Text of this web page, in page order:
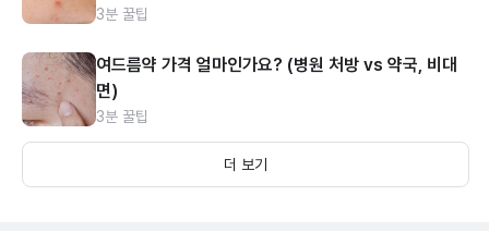
3분 꿀팁
여드름약 가격 얼마인가요? (병원 처방 vs 약국, 비대
면)
3분 꿀팁
더 보기